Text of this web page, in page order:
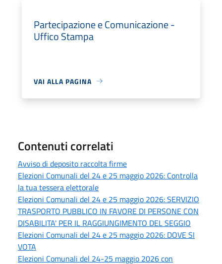
Partecipazione e Comunicazione -
Uffico Stampa
VAI ALLA PAGINA
Contenuti correlati
Avviso di deposito raccolta firme
Elezioni Comunali del 24 e 25 maggio 2026: Controlla
la tua tessera elettorale
Elezioni Comunali del 24 e 25 maggio 2026: SERVIZIO
TRASPORTO PUBBLICO IN FAVORE DI PERSONE CON
DISABILITA' PER IL RAGGIUNGIMENTO DEL SEGGIO
Elezioni Comunali del 24 e 25 maggio 2026: DOVE SI
VOTA
Elezioni Comunali del 24-25 maggio 2026 con